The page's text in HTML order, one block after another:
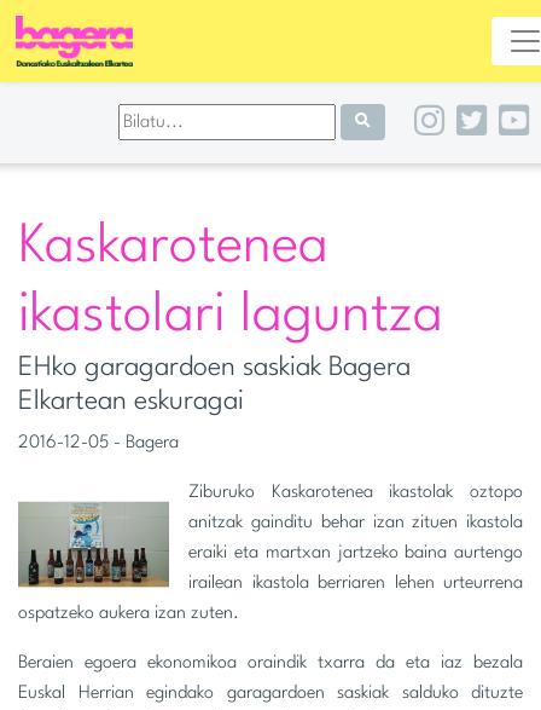
Kaskarotenea
ikastolari laguntza
EHko garagardoen saskiak Bagera
Elkartean eskuragai
2016-12-05 - Bagera
Ziburuko Kaskarotenea ikastolak oztopo
anitzak gainditu behar izan zituen ikastola
eraiki eta martxan jartzeko baina aurtengo
irailean ikastola berriaren lehen urteurrena
ospatzeko aukera izan zuten.
Beraien egoera ekonomikoa oraindik txarra da eta iaz bezala
Euskal Herrian egindako garagardoen saskiak salduko dituzte